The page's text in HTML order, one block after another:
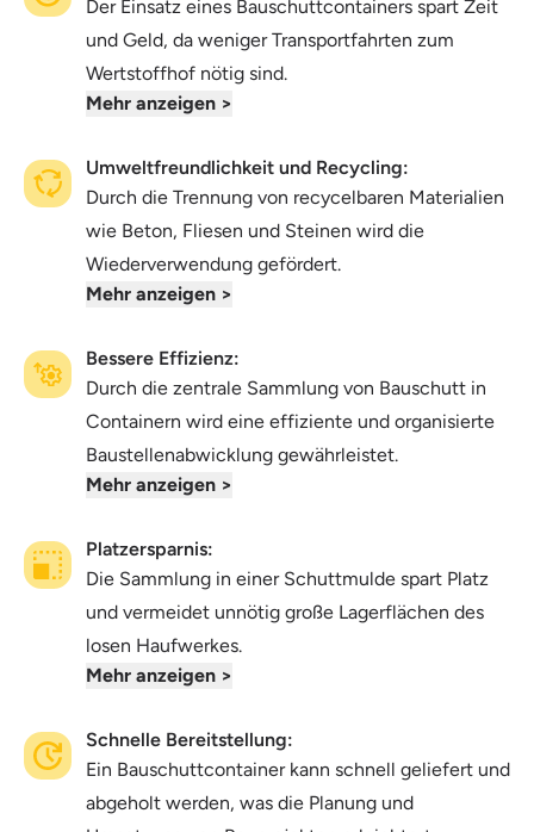
Der Einsatz eines Bauschuttcontainers spart Zeit
und Geld, da weniger Transportfahrten zum
Wertstoffhof nötig sind.
Mehr anzeigen >
Umweltfreundlichkeit und Recycling:
Durch die Trennung von recycelbaren Materialien
wie Beton, Fliesen und Steinen wird die
Wiederverwendung gefördert.
Mehr anzeigen >
Bessere Effizienz:
Durch die zentrale Sammlung von Bauschutt in
Containern wird eine effiziente und organisierte
Baustellenabwicklung gewährleistet.
Mehr anzeigen >
Platzersparnis:
Die Sammlung in einer Schuttmulde spart Platz
und vermeidet unnötig große Lagerflächen des
losen Haufwerkes.
Mehr anzeigen >
Schnelle Bereitstellung:
Ein Bauschuttcontainer kann schnell geliefert und
abgeholt werden, was die Planung und